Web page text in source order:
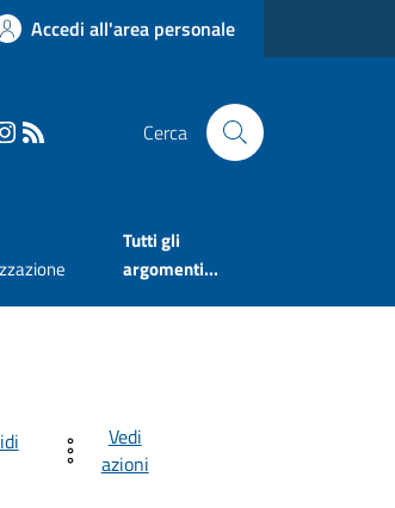
Accedi all'area personale
Cerca
Tutti gli
argomenti...
Vedi
azioni